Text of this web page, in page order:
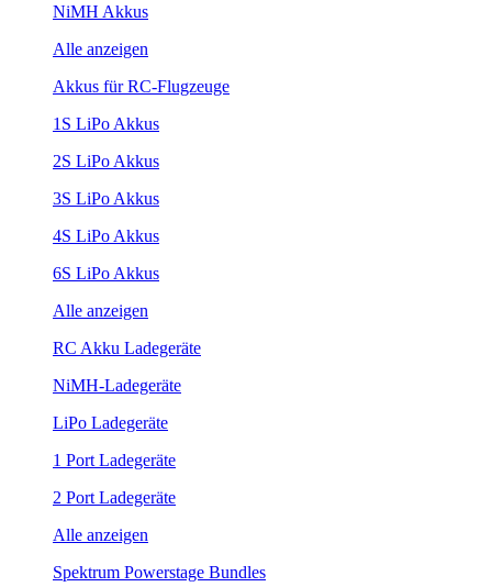
NiMH Akkus
Alle anzeigen
Akkus für RC-Flugzeuge
1S LiPo Akkus
2S LiPo Akkus
3S LiPo Akkus
4S LiPo Akkus
6S LiPo Akkus
Alle anzeigen
RC Akku Ladegeräte
NiMH-Ladegeräte
LiPo Ladegeräte
1 Port Ladegeräte
2 Port Ladegeräte
Alle anzeigen
Spektrum Powerstage Bundles